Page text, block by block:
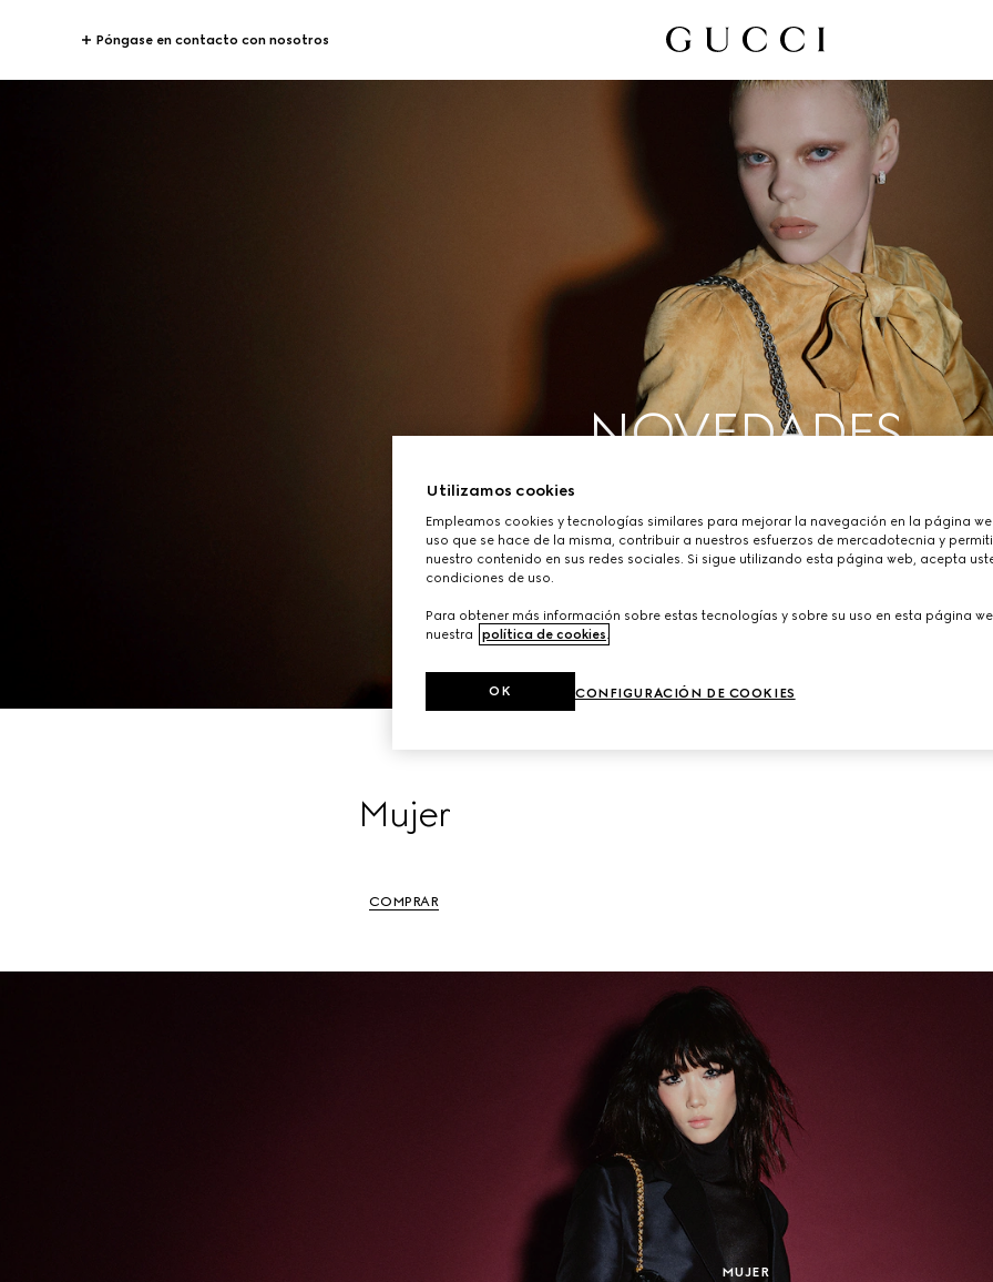
Póngase en contacto con nosotros
NOVEDADES
Mujer
COMPRAR
MUJER
Utilizamos cookies
Empleamos cookies y tecnologías similares para mejorar la navegación en la página
uso que se hace de la misma, contribuir a nuestros esfuerzos de mercadotecnia y
nuestro contenido en sus redes sociales. Si sigue utilizando esta página web, acepta
condiciones de uso.
Para obtener más información sobre estas tecnologías y sobre su uso en esta página
nuestra
política de cookies
CONFIGURACIÓN DE COOKIES
OK